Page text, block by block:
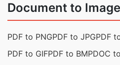
Document to Image
PDF to PNGPDF to JPGPDF
PDF to GIFPDF to BMPDOC